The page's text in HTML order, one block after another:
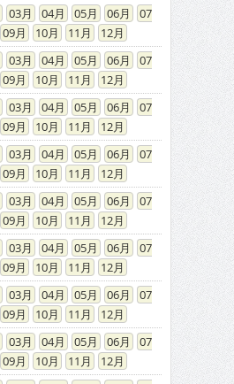
03 04 05 06
07
09 10 11
12
03 04 05 06
07
09 10 11
12
03 04 05 06
07
09 10 11
12
03 04 05 06
07
09 10 11
12
03 04 05 06
07
09 10 11
12
03 04 05 06
07
09 10 11
12
03 04 05 06
07
09 10 11
12
03 04 05 06
07
09 10 11
12